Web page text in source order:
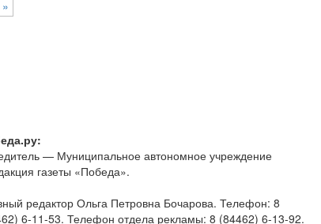
— Муниципальное автономное учреждение
газеты «Победа».
редактор Ольга Петровна Бочарова. Телефон: 8
6-11-53. Телефон отдела рекламы: 8 (84462) 6-13-92.